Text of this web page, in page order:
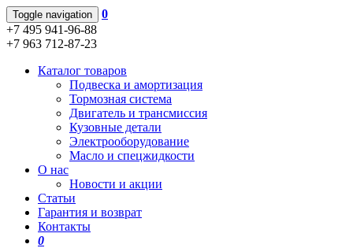
Toggle navigation
0
+7 495 941-96-88
+7 963 712-87-23
Каталог товаров
Подвеска и амортизация
Тормозная система
Двигатель и трансмиссия
Кузовные детали
Электрооборудование
Масло и спецжидкости
О нас
Новости и акции
Статьи
Гарантия и возврат
Контакты
0